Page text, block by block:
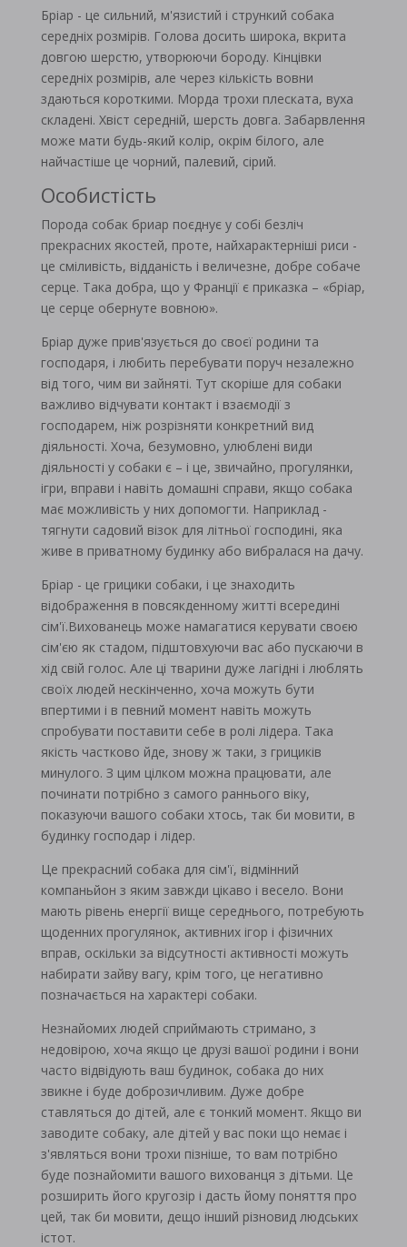
Бріар - це сильний, м'язистий і стрункий собака
середніх розмірів. Голова досить широка, вкрита
довгою шерстю, утворюючи бороду. Кінцівки
середніх розмірів, але через кількість вовни
здаються короткими. Морда трохи плеската, вуха
складені. Хвіст середній, шерсть довга. Забарвлення
може мати будь-який колір, окрім білого, але
найчастіше це чорний, палевий, сірий.
Особистість
Порода собак бриар поєднує у собі безліч
прекрасних якостей, проте, найхарактерніші риси -
це сміливість, відданість і величезне, добре собаче
серце. Така добра, що у Франції є приказка – «бріар,
це серце обернуте вовною».
Бріар дуже прив'язується до своєї родини та
господаря, і любить перебувати поруч незалежно
від того, чим ви зайняті. Тут скоріше для собаки
важливо відчувати контакт і взаємодії з
господарем, ніж розрізняти конкретний вид
діяльності. Хоча, безумовно, улюблені види
діяльності у собаки є – і це, звичайно, прогулянки,
ігри, вправи і навіть домашні справи, якщо собака
має можливість у них допомогти. Наприклад -
тягнути садовий візок для літньої господині, яка
живе в приватному будинку або вибралася на дачу.
Бріар - це грицики собаки, і це знаходить
відображення в повсякденному житті всередині
сім'ї.Вихованець може намагатися керувати своєю
сім'єю як стадом, підштовхуючи вас або пускаючи в
хід свій голос. Але ці тварини дуже лагідні і люблять
своїх людей нескінченно, хоча можуть бути
впертими і в певний момент навіть можуть
спробувати поставити себе в ролі лідера. Така
якість частково йде, знову ж таки, з грициків
минулого. З цим цілком можна працювати, але
починати потрібно з самого раннього віку,
показуючи вашого собаки хтось, так би мовити, в
будинку господар і лідер.
Це прекрасний собака для сім'ї, відмінний
компаньйон з яким завжди цікаво і весело. Вони
мають рівень енергії вище середнього, потребують
щоденних прогулянок, активних ігор і фізичних
вправ, оскільки за відсутності активності можуть
набирати зайву вагу, крім того, це негативно
позначається на характері собаки.
Незнайомих людей сприймають стримано, з
недовірою, хоча якщо це друзі вашої родини і вони
часто відвідують ваш будинок, собака до них
звикне і буде доброзичливим. Дуже добре
ставляться до дітей, але є тонкий момент. Якщо ви
заводите собаку, але дітей у вас поки що немає і
з'являться вони трохи пізніше, то вам потрібно
буде познайомити вашого вихованця з дітьми. Це
розширить його кругозір і дасть йому поняття про
цей, так би мовити, дещо інший різновид людських
істот.